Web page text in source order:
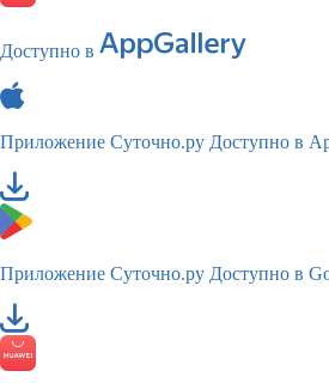
Доступно в
Приложение Суточно.ру Доступно в
Приложение Суточно.ру Доступно в